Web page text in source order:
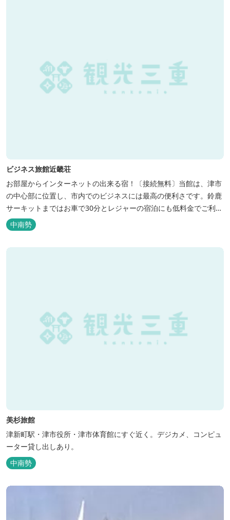
ビジネス旅館近畿荘
お部屋からインターネットの出来る宿！〔接続無料〕当館は、津市
の中心部に位置し、市内でのビジネスには最高の便利さです。鈴鹿
サーキットまではお車で30分とレジャーの宿泊にも低料金でご利用
いただけます。
中南勢
美杉旅館
津新町駅・津市役所・津市体育館にすぐ近く。デジカメ、コンピュ
ーター貸し出しあり。
中南勢